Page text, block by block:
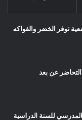
توفر الخضر والفواكه
التحاضر عن بعد
للسنة الدراسية